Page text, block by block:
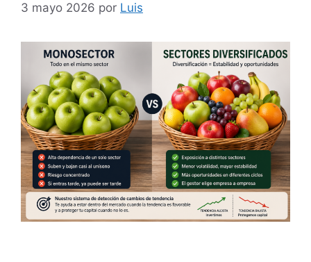
3 mayo 2026 por Luis